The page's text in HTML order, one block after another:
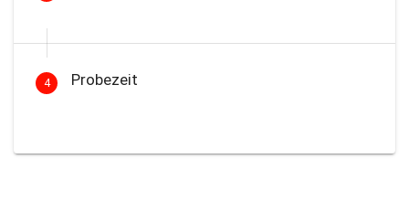
4 Probezeit